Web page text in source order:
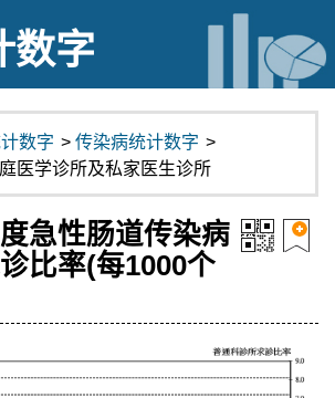
数字
数字 > 传染病统计数字 >
医学诊所及私家医生诊所
急性肠道传染病
比率(每1000个